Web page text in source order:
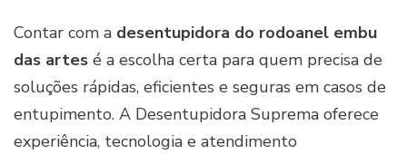
Contar com a desentupidora do rodoanel embu
das artes é a escolha certa para quem precisa de
soluções rápidas, eficientes e seguras em casos de
entupimento. A Desentupidora Suprema oferece
experiência, tecnologia e atendimento